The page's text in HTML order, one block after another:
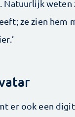
Natuurlijk weten
ze zien hem
er ook een